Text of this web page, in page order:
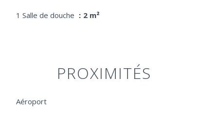
1 Salle de douche 2 m²
PROXIMITÉS
Aéroport